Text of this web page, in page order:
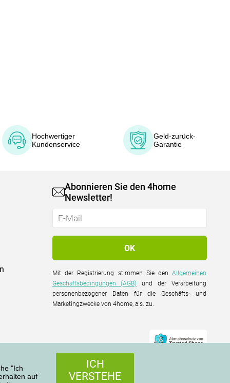
"Ich
auf
ICH
VERSTEHE
Hochwertiger
Kundenservice
Geld-zurück-
Garantie
Abonnieren Sie den 4home
Newsletter!
Mit der Registrierung stimmen Sie denAllgemeinen
Geschäftsbedingungen (AGB) und der Verarbeitung
personenbezogener Daten für die Geschäfts- und
Marketingzwecke von 4home, a.s. zu.